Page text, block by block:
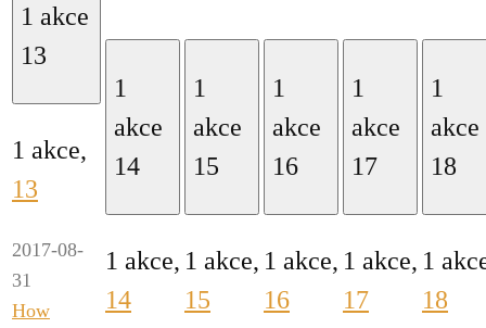
1 akce
13
1 akce,
13
2017-08-
31
How
1
akce
14
1 akce,
14
1
akce
15
1 akce,
15
1
akce
16
1 akce,
16
1
akce
17
1 akce,
17
1
akce
18
1
18